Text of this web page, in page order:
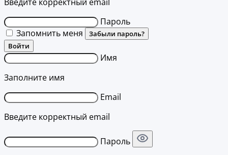
Пароль
Запомнить меня
Забыли пароль?
Войти
Имя
Заполните имя
Email
Введите корректный email
Пароль